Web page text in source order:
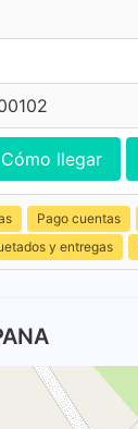
Cómo llegar
Pago cuentas
y entregas